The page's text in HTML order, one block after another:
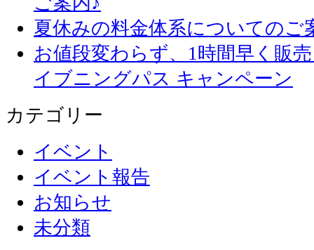
夏休みの料金体系についてのご
お値段変わらず、1
イブニングパス キャンペーン
カテゴリー
イベント
イベント報告
お知らせ
未分類